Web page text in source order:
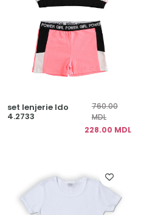
set lenjerie Ido
4.2733
760.00
MDL
228.00 MDL